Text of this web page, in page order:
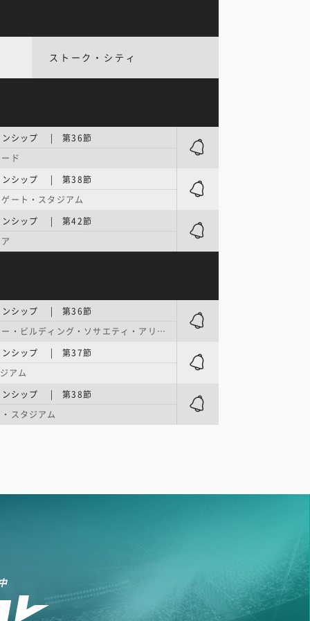
ストーク・シティ
ンシップ | 第36節
ド
ンシップ | 第38節
ート・スタジアム
ンシップ | 第42節
ンシップ | 第36節
・ビルディング・ソサエティ・アリーナ
ンシップ | 第37節
アム
ンシップ | 第38節
スタジアム